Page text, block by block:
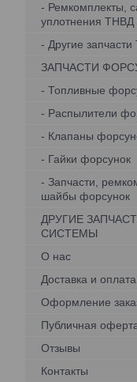
- Ремкомплекты,
уплотнения ТНВД
- Другие
ЗАПЧАСТИ
- Топливные
- Распылители
- Клапаны
- Гайки форсунок
- Запчасти,
шайбы форсунок
ДРУГИЕ
СИСТЕМЫ
О нас
Доставка и оплата
Оформление
Публичная
Отзывы
Контакты